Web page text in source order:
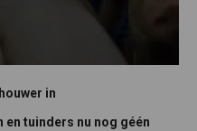
in
en tuinders nu nog géén